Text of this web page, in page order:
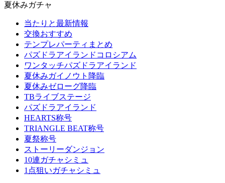
夏休みガチャ
当たりと最新情報
交換おすすめ
テンプレパーティまとめ
パズドラアイランドコロシアム
ワンタッチパズドラアイランド
夏休みガイノウト降臨
夏休みゼローグ降臨
TBライブステージ
パズドラアイランド
HEARTS称号
TRIANGLE BEAT称号
夏祭称号
ストーリーダンジョン
10連ガチャシミュ
1点狙いガチャシミュ